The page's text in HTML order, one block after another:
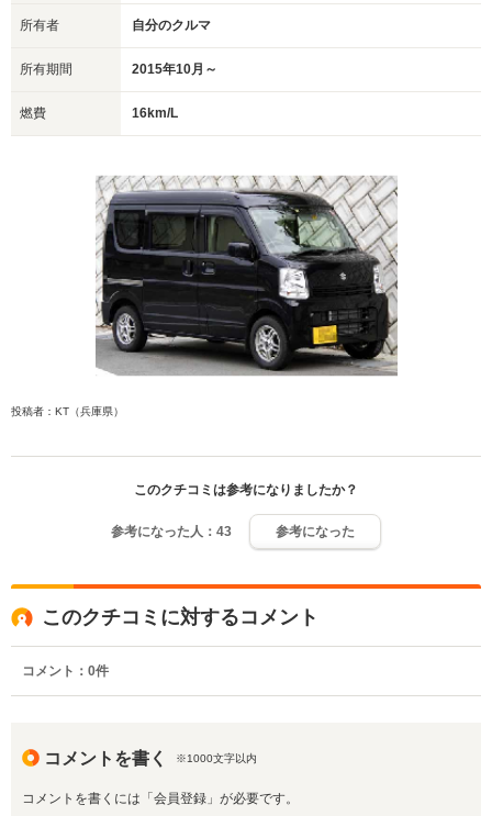
所有者 自分のクルマ
所有期間 2015年10月～
燃費 16km/L
投稿者：KT（兵庫県）
このクチコミは参考になりましたか？
参考になった人： 43 参考になった
このクチコミに対するコメント
コメント： 0件
コメントを書く ※1000文字以内
コメントを書くには「会員登録」が必要です。